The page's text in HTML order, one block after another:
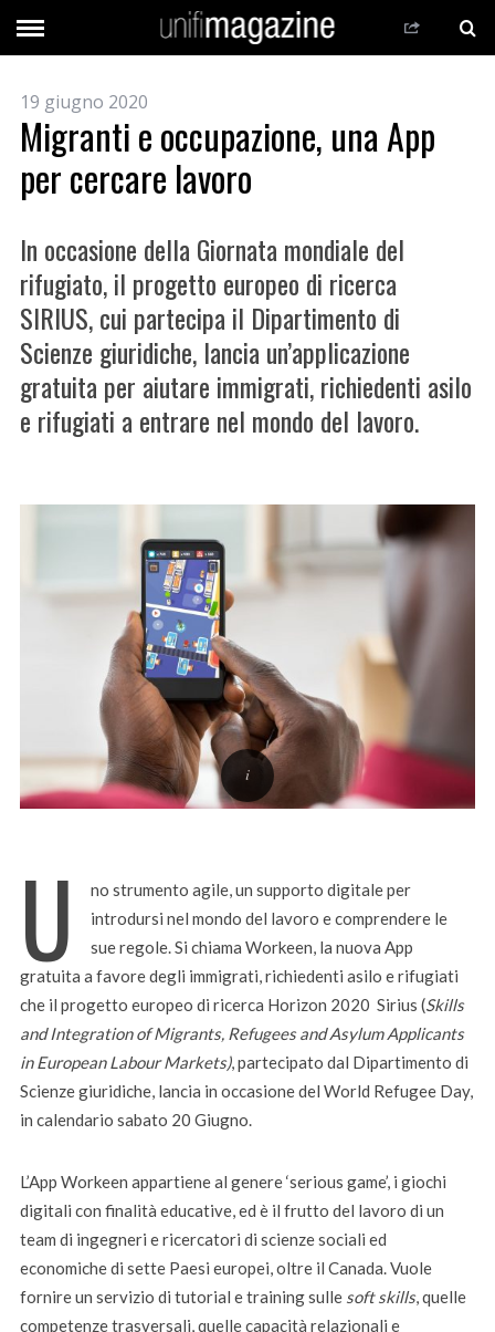
19 giugno 2020
Migranti e occupazione, una App
per cercare lavoro
In occasione della Giornata mondiale del
rifugiato, il progetto europeo di ricerca
SIRIUS, cui partecipa il Dipartimento di
Scienze giuridiche, lancia un’applicazione
gratuita per aiutare immigrati, richiedenti asilo
e rifugiati a entrare nel mondo del lavoro.
U
no strumento agile, un supporto digitale per
introdursi nel mondo del lavoro e comprendere le
sue regole. Si chiama Workeen, la nuova App
gratuita a favore degli immigrati, richiedenti asilo e rifugiati
che il progetto europeo di ricerca Horizon 2020 Sirius (Skills
and Integration of Migrants, Refugees and Asylum Applicants
in European Labour Markets), partecipato dal Dipartimento di
Scienze giuridiche, lancia in occasione del World Refugee Day,
in calendario sabato 20 Giugno.
L’App Workeen appartiene al genere ‘serious game’, i giochi
digitali con finalità educative, ed è il frutto del lavoro di un
team di ingegneri e ricercatori di scienze sociali ed
economiche di sette Paesi europei, oltre il Canada. Vuole
fornire un servizio di tutorial e training sulle soft skills, quelle
competenze trasversali, quelle capacità relazionali e